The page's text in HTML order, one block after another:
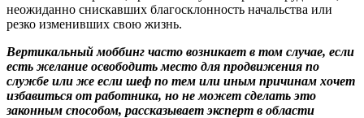
неожиданно снискавших благосклонность начальства или
резко изменивших свою жизнь.
Вертикальный моббинг часто возникает в том случае, если
есть желание освободить место для продвижения по
службе или же если шеф по тем или иным причинам хочет
избавиться от работника, но не может сделать это
законным способом, рассказывает эксперт в области